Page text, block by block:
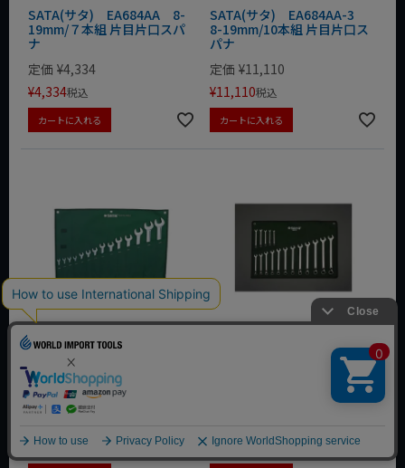
SATA(サタ) EA684AA 8-
19mm/７本組 片目片口スパ
ナ
定価 ¥4,334
¥4,334税込
カートに入れる
SATA(サタ) EA684AA-3
8-19mm/10本組 片目片口ス
パナ
定価 ¥11,110
¥11,110税込
カートに入れる
SATA(サタ) EA684AA-4
14本組 片目片口スパナセッ
ト
¥ 15,730税込
SATA(サタ) EA684AA-6
17本組 片目片口スパナセッ
¥19,690税込